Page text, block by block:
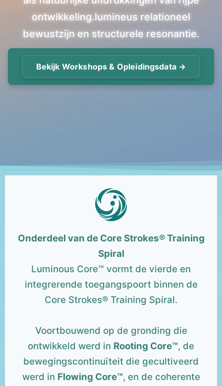
ontwikkeling.lumineus relationeel
bewustzijn en structurele resonantie.
Bekijk Workshops & Opleidingsdata →
Onderdeel van de Core Strokes® Training
Spiral
Luminous Core™ vormt de vierde en
integrerende toegangspoort binnen de
Core Strokes® Training Spiral.
Voortbouwend op de gronding die
ontwikkeld werd in Rooting Core™, de
bewegingscontinuïteit die gecultiveerd
werd in Flowing Core™, en de coherente